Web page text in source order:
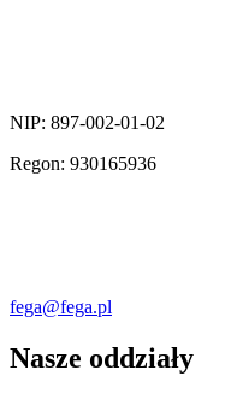
NIP: 897-002-01-02
Regon: 930165936
fega@fega.pl
Nasze oddziały